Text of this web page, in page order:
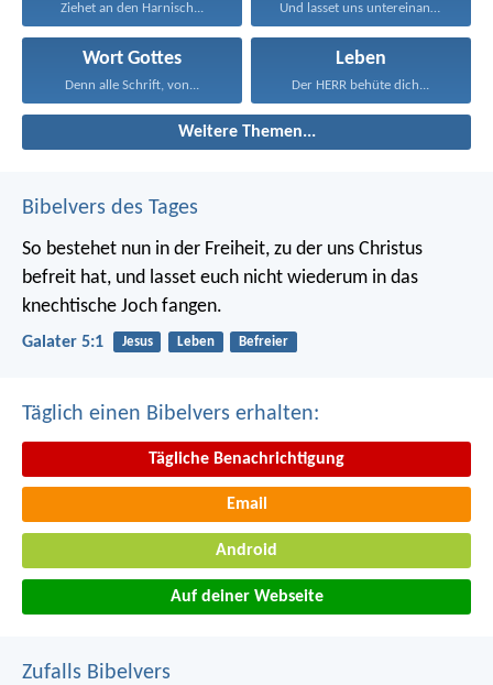
Ziehet an den Harnisch... Und lasset uns untereinander...
Wort Gottes
Denn alle Schrift, von...
Leben
Der HERR behüte dich...
Weitere Themen...
Bibelvers des Tages
So bestehet nun in der Freiheit, zu der uns Christus
befreit hat, und lasset euch nicht wiederum in das
knechtische Joch fangen.
Galater 5:1 Jesus Leben Befreier
Täglich einen Bibelvers erhalten:
Tägliche Benachrichtigung
Email
Android
Auf deiner Webseite
Zufalls Bibelvers